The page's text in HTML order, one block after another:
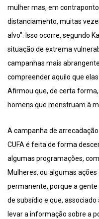
mulher mas, em
distanciamento, muitas
alvo”. Isso ocorre, segundo
situação de extrema
campanhas mais
compreender aquilo que
Afirmou que, de certa
homens que menstruam à
A campanha de
CUFA é feita de forma
algumas programações,
Mulheres, ou algumas
permanente, porque a
de subsídio e que,
levar a informação sobre a